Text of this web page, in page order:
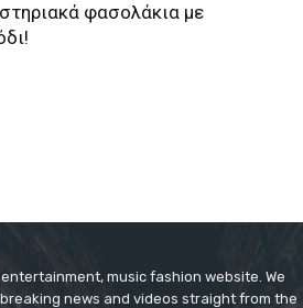
φασολάκια με
music fashion website. We
news and videos straight from the